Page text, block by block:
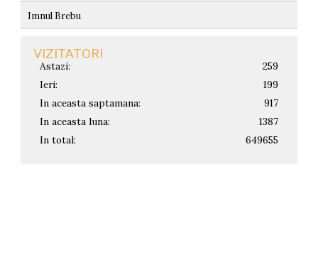
Imnul Brebu
VIZITATORI
Astazi:
259
Ieri:
199
In aceasta saptamana:
917
In aceasta luna:
1387
In total:
649655